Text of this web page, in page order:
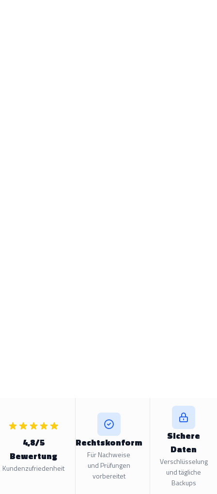
4,8/5
Bewertung
Kundenzufriedenheit
Rechtskonform
Für Nachweise
und Prüfungen
vorbereitet
Sichere
Daten
Verschlüsselung
und tägliche
Backups